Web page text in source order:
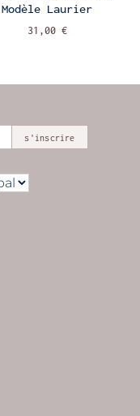
Modèle Laurier
31,00 €
s'inscrire